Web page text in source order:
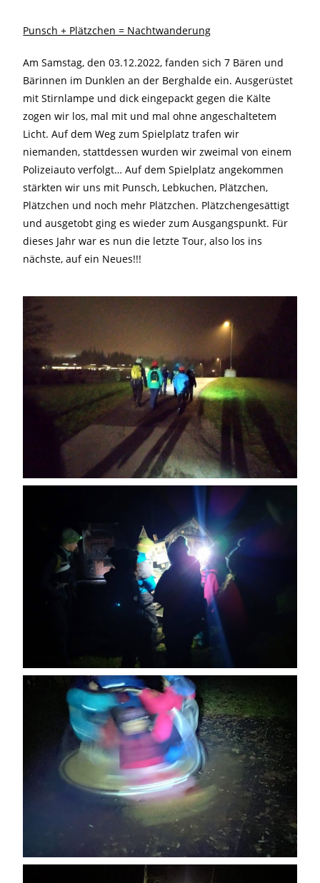
Punsch + Plätzchen = Nachtwanderung
Am Samstag, den 03.12.2022, fanden sich 7 Bären und
Bärinnen im Dunklen an der Berghalde ein. Ausgerüstet
mit Stirnlampe und dick eingepackt gegen die Kälte
zogen wir los, mal mit und mal ohne angeschaltetem
Licht. Auf dem Weg zum Spielplatz trafen wir
niemanden, stattdessen wurden wir zweimal von einem
Polizeiauto verfolgt… Auf dem Spielplatz angekommen
stärkten wir uns mit Punsch, Lebkuchen, Plätzchen,
Plätzchen und noch mehr Plätzchen. Plätzchengesättigt
und ausgetobt ging es wieder zum Ausgangspunkt. Für
dieses Jahr war es nun die letzte Tour, also los ins
nächste, auf ein Neues!!!